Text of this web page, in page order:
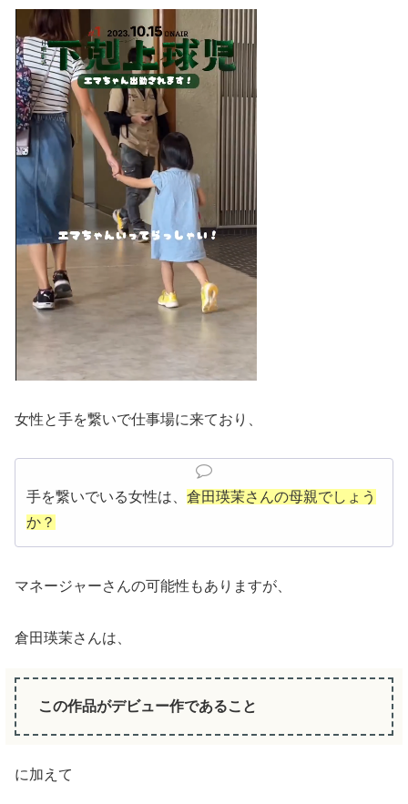
女性と手を繋いで仕事場に来ており、
手を繋いでいる女性は、 倉田瑛茉さんの母親でしょう
か？
マネージャーさんの可能性もありますが、
倉田瑛茉さんは、
この作品がデビュー作であること
に加えて